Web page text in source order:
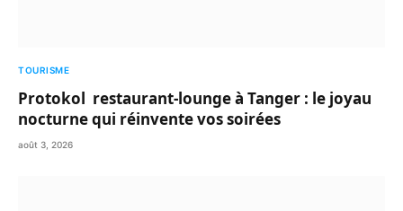
TOURISME
Protokol restaurant-lounge à Tanger : le joyau
nocturne qui réinvente vos soirées
août 3, 2026